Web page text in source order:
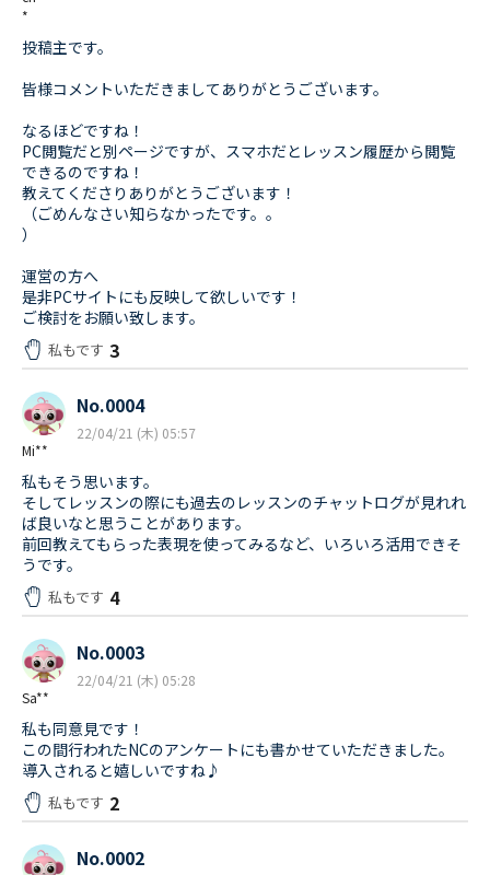
*
投稿主です。
皆様コメントいただきましてありがとうございます。
なるほどですね！
PC閲覧だと別ページですが、スマホだとレッスン履歴から閲覧
できるのですね！
教えてくださりありがとうございます！
（ごめんなさい知らなかったです。。
）
運営の方へ
是非PCサイトにも反映して欲しいです！
ご検討をお願い致します。
私もです 3
Mi**
No.0004
22/04/21 (木) 05:57
私もそう思います。
そしてレッスンの際にも過去のレッスンのチャットログが見れれ
ば良いなと思うことがあります。
前回教えてもらった表現を使ってみるなど、いろいろ活用できそ
うです。
私もです 4
Sa**
No.0003
22/04/21 (木) 05:28
私も同意見です！
この間行われたNCのアンケートにも書かせていただきました。
導入されると嬉しいですね♪
私もです 2
No.0002